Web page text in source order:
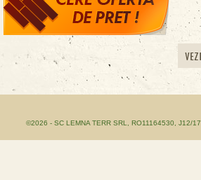
©2026 - SC LEMNA TERR SRL, RO11164530, J12/